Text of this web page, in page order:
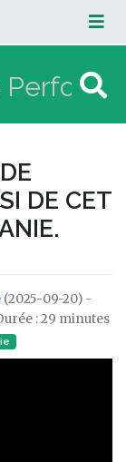
MARGE ?
Gytis
DE CET
(2025-09-20) -
: 29 minutes